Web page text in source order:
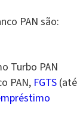
PAN são:
Turbo PAN
PAN, FGTS (até